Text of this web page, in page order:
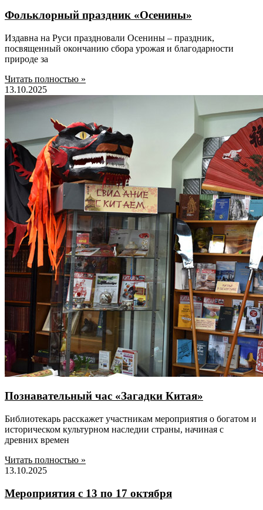
Фольклорный праздник «Осенины»
Издавна на Руси праздновали Осенины – праздник,
посвященный окончанию сбора урожая и благодарности
природе за
Читать полностью »
13.10.2025
Познавательный час «Загадки Китая»
Библиотекарь расскажет участникам мероприятия о богатом и
историческом культурном наследии страны, начиная с
древних времен
Читать полностью »
13.10.2025
Мероприятия с 13 по 17 октября